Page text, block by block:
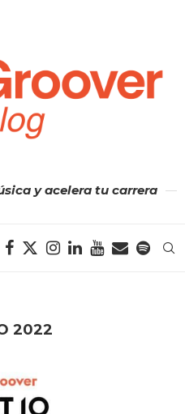
y acelera tu carrera
2022